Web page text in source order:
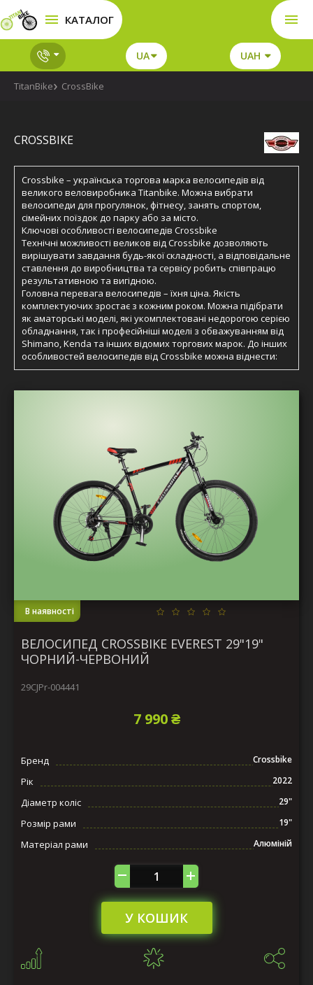
КАТАЛОГ
UA UAH
TitanBike CrossBike
CROSSBIKE
Crossbike – українська торгова марка велосипедів від
великого веловиробника Titanbike. Можна вибрати
велосипеди для прогулянок, фітнесу, занять спортом,
сімейних поїздок до парку або за місто.
Ключові особливості велосипедів Crossbike
Технічні можливості великов від Crossbike дозволяють
вирішувати завдання будь-якої складності, а відповідальне
ставлення до виробництва та сервісу робить співпрацю
результативною та вигідною.
Головна перевага велосипедів – їхня ціна. Якість
комплектуючих зростає з кожним роком. Можна підібрати
як аматорські моделі, які укомплектовані недорогою серією
обладнання, так і професійніші моделі з обважуванням від
Shimano, Kenda та інших відомих торгових марок. До інших
особливостей велосипедів від Crossbike можна віднести:
В наявності
ВЕЛОСИПЕД CROSSBIKE EVEREST 29"19"
ЧОРНИЙ-ЧЕРВОНИЙ
29CJPr-004441
7 990 ₴
Бренд Crossbike
Рік 2022
Діаметр коліс 29"
Розмір рами 19"
Матеріал рами Алюміній
У КОШИК